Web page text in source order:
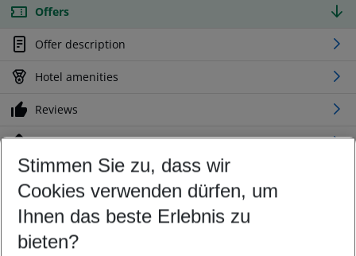
Offers
Offer description
Hotel amenities
Reviews
Location
Customize your offer
Find the perfect deal which suits your best
Your departure airport
Any airport
Stimmen Sie zu, dass wir
Cookies verwenden dürfen, um
Ihnen das beste Erlebnis zu
bieten?